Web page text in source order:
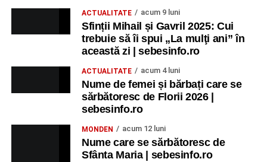
ACTUALITATE acum 9 luni
Sfinții Mihail și Gavril 2025: Cui
trebuie să îi spui „La mulţi ani” în
această zi | sebesinfo.ro
ACTUALITATE acum 4 luni
Nume de femei și bărbați care se
sărbătoresc de Florii 2026 |
sebesinfo.ro
MONDEN acum 12 luni
Nume care se sărbătoresc de
Sfânta Maria | sebesinfo.ro